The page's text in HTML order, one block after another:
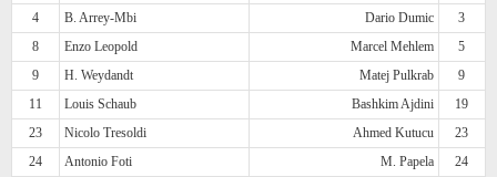
4
B. Arrey-Mbi Dario Dumic
3
8
Enzo Leopold Marcel Mehlem
5
9
H. Weydandt Matej Pulkrab
9
11
Louis Schaub Bashkim Ajdini
19
23
Nicolo Tresoldi Ahmed Kutucu
23
24
Antonio Foti M. Papela
24